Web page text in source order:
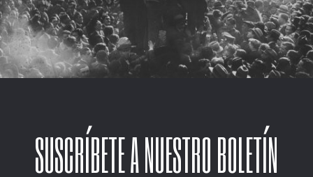
SUSCRÍBETE A NUESTRO BOLETÍN